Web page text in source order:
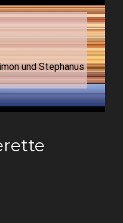
und Stephanus